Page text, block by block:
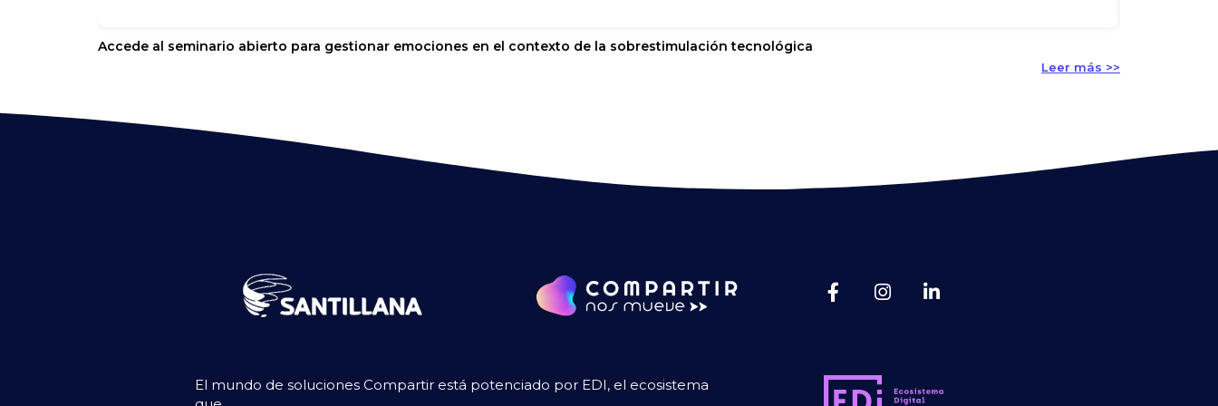
Accede al seminario abierto para gestionar emociones en el contexto de la sobrestimulación tecnológica
Leer más >>
El mundo de soluciones Compartir está potenciado por EDI, el ecosistema